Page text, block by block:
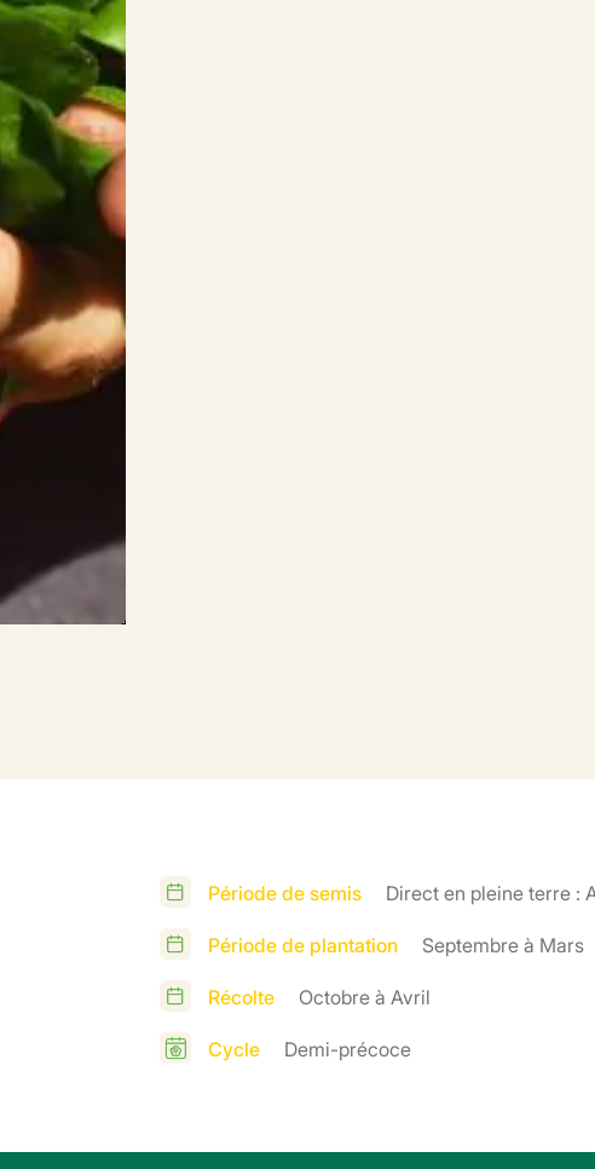
Période de semis
Direct en pleine terre :
Période de plantation
Septembre à Mars
Récolte
Octobre à Avril
Cycle
Demi-précoce